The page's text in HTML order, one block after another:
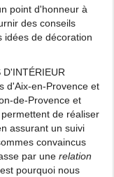
point d'honneur à
des conseils
idées de décoration
D'INTÉRIEUR
d'Aix-en-Provence et
de-Provence et
de réaliser
assurant un suivi
convaincus
par une relation
pourquoi nous